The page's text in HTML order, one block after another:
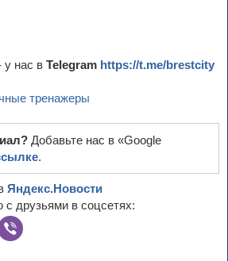
у нас в Telegram https://t.me/brestcity
тренажеры
Добавьте нас в «Google
.
Яндекс.Новости
друзьями в соцсетях: